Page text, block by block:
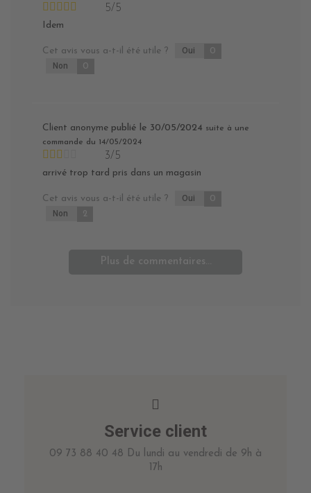
5/5
Idem
Cet avis vous a-t-il été utile ? Oui 0
Non 0
Client anonyme publié le 30/05/2024 suite à une
commande du 14/05/2024
3/5
arrivé trop tard pris dans un magasin
Cet avis vous a-t-il été utile ? Oui 0
Non 2
Plus de commentaires...
Service client
09 73 88 40 48 Du lundi au vendredi de 9h à
17h